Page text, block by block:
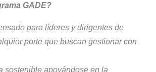
GADE?
para líderes y dirigentes de
porte que buscan gestionar con
sostenible apoyándose en la